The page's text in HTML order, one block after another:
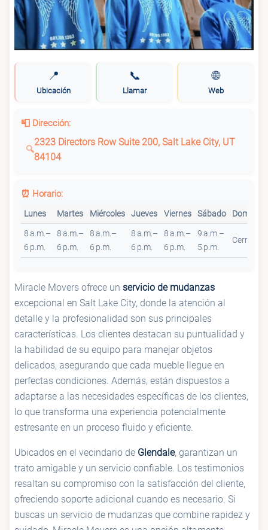
📍
Ubicación
📞
Llamar
🌐
Web
📮 Dirección:
2323 Directors Row Suite 200, Salt Lake City, UT
84104
⏰ Horario:
Lunes Martes Miércoles Jueves Viernes Sábado Domingo
8 a.m.–
6 p.m.
8 a.m.–
6 p.m.
8 a.m.–
6 p.m.
8 a.m.–
6 p.m.
8 a.m.–
6 p.m.
9 a.m.–
5 p.m.
Cerrado
Miracle Movers ofrece un servicio de mudanzas
excepcional en Salt Lake City, donde la atención al
detalle y la profesionalidad son sus principales
características. Los clientes destacan su puntualidad y
la habilidad de su equipo para manejar objetos
delicados, asegurando que cada mueble llegue en
perfectas condiciones. Además, están dispuestos a
adaptarse a las necesidades específicas de los clientes,
lo que transforma una experiencia potencialmente
estresante en un proceso fluido y eficiente.
Ubicados en el vecindario de Glendale, garantizan un
trato amigable y un servicio confiable. Los testimonios
resaltan su compromiso con la satisfacción del cliente,
ofreciendo soporte adicional cuando es necesario. Si
buscas un servicio de mudanzas que combine rapidez y